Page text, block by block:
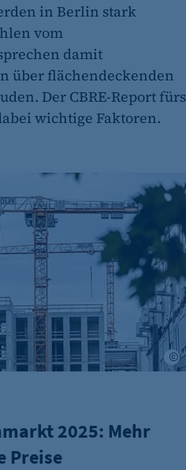
in Berlin stark
vom
damit
über flächendeckenden
Der CBRE-Report fürs
wichtige Faktoren.
Mehr Verkäufe und stabile
2025: Mehr
Preise